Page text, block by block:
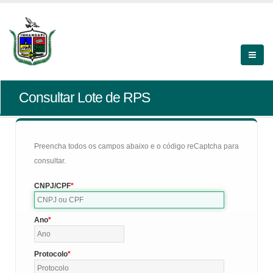
Consultar Lote de RPS
Preencha todos os campos abaixo e o código reCaptcha para
consultar.
CNPJ/CPF
Ano
Protocolo